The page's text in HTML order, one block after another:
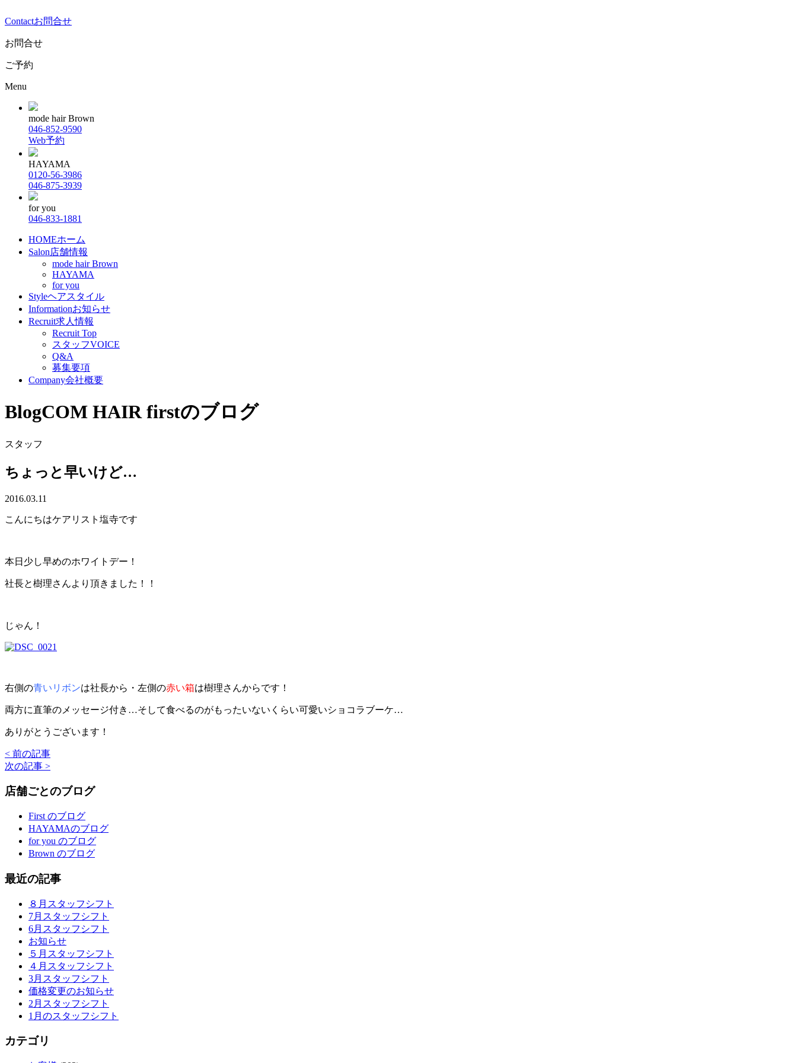
Contactお問合せ
お問合せ
ご予約
Menu
mode hair Brown
046-852-9590
Web予約
HAYAMA
0120-56-3986
046-875-3939
for you
046-833-1881
HOMEホーム
Salon店舗情報
mode hair Brown
HAYAMA
for you
Styleヘアスタイル
Informationお知らせ
Recruit求人情報
Recruit Top
スタッフVOICE
Q&A
募集要項
Company会社概要
BlogCOM HAIR firstのブログ
スタッフ
ちょっと早いけど…
2016.03.11
こんにちはケアリスト塩寺です
本日少し早めのホワイトデー！
社長と樹理さんより頂きました！！
じゃん！
右側の青いリボンは社長から・左側の赤い箱は樹理さんからです！
両方に直筆のメッセージ付き…そして食べるのがもったいないくらい可愛いショコラブーケ…
ありがとうございます！
< 前の記事
次の記事 >
店舗ごとのブログ
First のブログ
HAYAMAのブログ
for you のブログ
Brown のブログ
最近の記事
８月スタッフシフト
7月スタッフシフト
6月スタッフシフト
お知らせ
５月スタッフシフト
４月スタッフシフト
3月スタッフシフト
価格変更のお知らせ
2月スタッフシフト
1月のスタッフシフト
カテゴリ